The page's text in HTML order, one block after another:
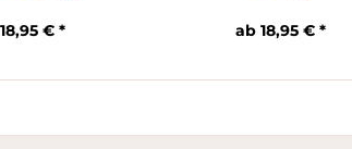
18,95 € * ab 18,95 € *